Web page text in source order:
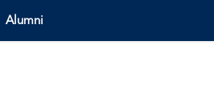
Alumni